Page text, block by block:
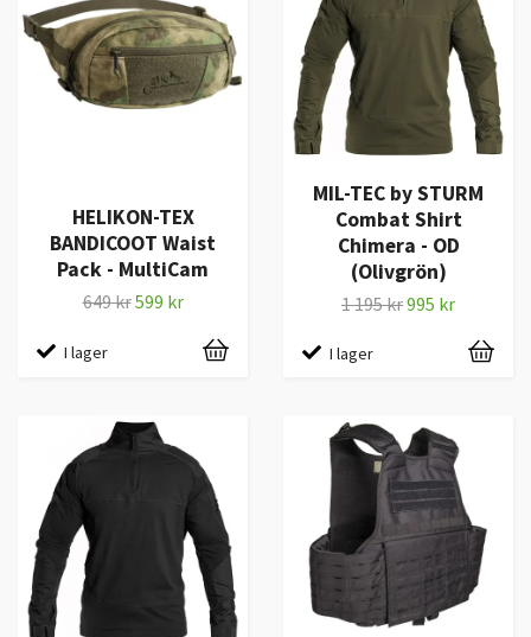
HELIKON-TEX
BANDICOOT Waist
Pack - MultiCam
649 kr599 kr
I lager
MIL-TEC by STURM
Combat Shirt
Chimera - OD
(Olivgrön)
1 195 kr995 kr
I lager